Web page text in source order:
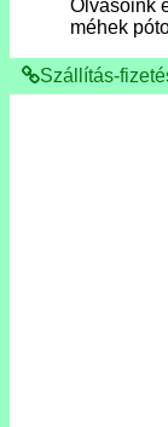
Olvasóink
méhek
Szállítás-